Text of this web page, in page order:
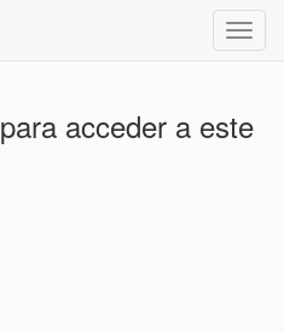
acceder a este